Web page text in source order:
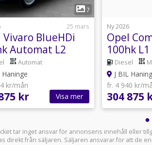
1
7
25 mars
Vivaro BlueHDi
Automat L2
Automat
Haninge
kr/mån
kr Visa mer
Ny 2026
Opel
100hk L1
Diesel
J BIL
fr. 4 940 kr/
304 875
tar inget ansvar för annonsens innehåll eller
direkt från säljaren. Säljaren ansvarar för att de